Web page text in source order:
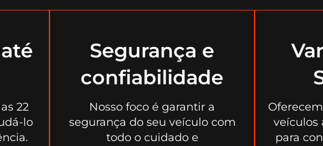
22
lo
Segurança e
confiabilidade
Nosso foco é garantir a
segurança do seu veículo com
todo o cuidado e
veículos
para